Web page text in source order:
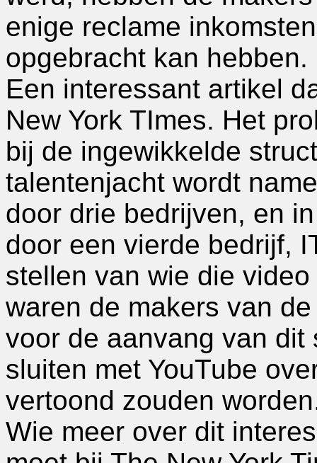
enige reclame
opgebracht kan hebben.
Een interessant artikel
New York TImes. Het
bij de ingewikkelde
talentenjacht wordt
door drie bedrijven, en
door een vierde bedrijf,
stellen van wie die
waren de makers van
voor de aanvang van
sluiten met YouTube
vertoond zouden
Wie meer over dit